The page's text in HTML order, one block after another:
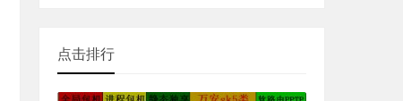
点击排行